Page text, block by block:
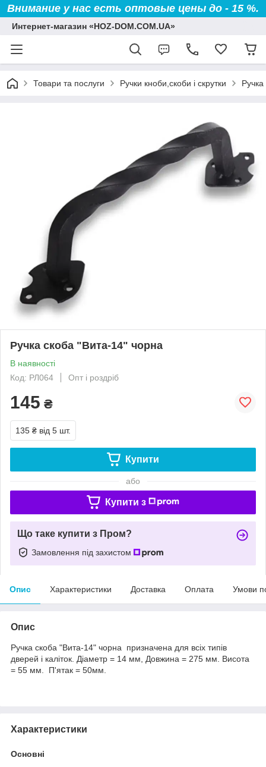
Внимание у нас есть оптовые цены до - 15 %.
Интернет-магазин «HOZ-DOM.COM.UA»
Товари та послуги Ручки кноби,скоби і скрутки
Ручка скоба "Вита-14" чорна
В наявності
Код: РЛ064
Опт і роздріб
145 ₴
135 ₴ від 5 шт.
Купити
або
Купити з
Що таке купити з Пром?
Замовлення під захистом
Опис Характеристики Доставка Оплата Умови
Опис
Ручка скоба "Вита-14" чорна призначена для всіх типів
дверей і каліток. Діаметр = 14 мм, Довжина = 275 мм. Висота
= 55 мм. П'ятак = 50мм.
Характеристики
Основні